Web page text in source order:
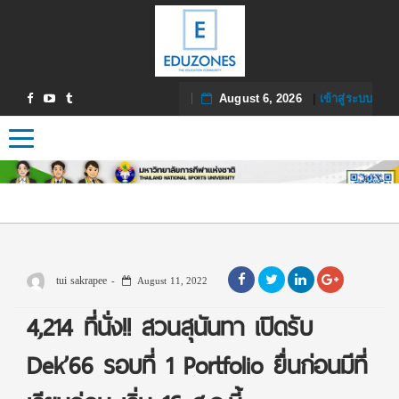
August 6, 2026| เข้าสู่ระบบ
Toggle navigation
tui sakrapee August 11, 2022
4,214 ที่นั่ง!! สวนสุนันทา เปิดรับ
Dek’66 รอบที่ 1 Portfolio ยื่นก่อนมีที่